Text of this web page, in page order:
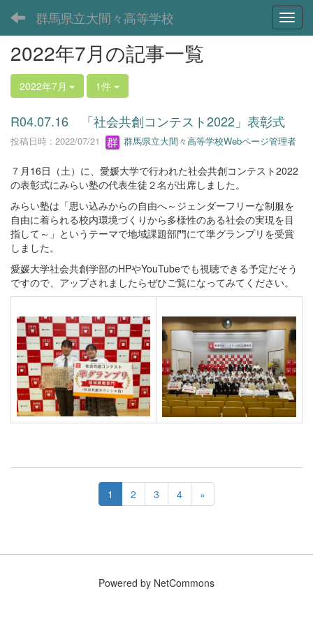
群馬県立大間々高等学校
2022年7月の記事一覧
2022年7月 1件
R04.07.16 「社会共創コンテスト2022」表彰式
投稿日時 : 2022/07/21 群馬県立大間々高等学校Webページ管理者
７月16日（土）に、愛媛大学で行われた社会共創コンテスト2022
の表彰式にみらい塾の代表生徒２名が出席しました。
みらい塾は「思い込みからの自由へ～ジェンダーフリーな制服を
自由に着られる校内環境づくりから多様性のある社会の実現を目
指して～」というテーマで地域課題部門にて準グランプリを受賞
しました。
愛媛大学社会共創学部のHPやYouTubeでも視聴できる予定だそう
ですので、アップされましたらぜひご覧になってみてください。
1 2 3 4 »
Powered by NetCommons